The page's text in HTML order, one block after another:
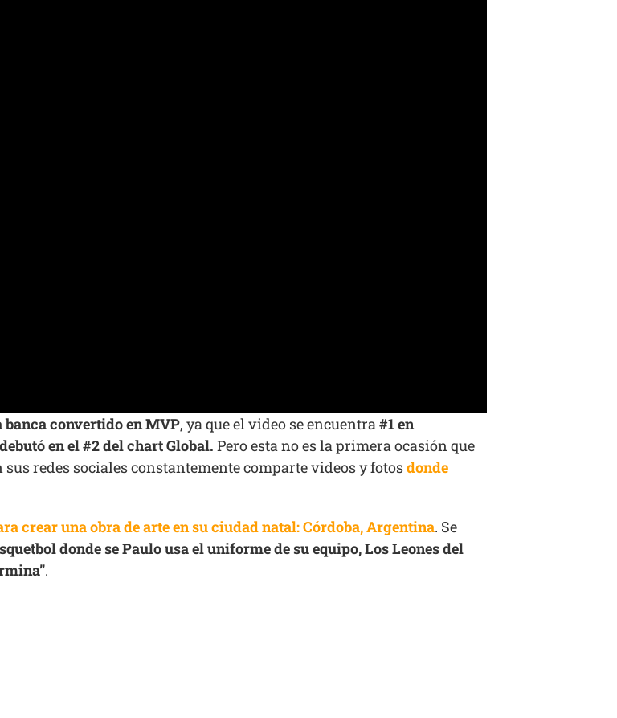
banca convertido en MVP, ya que el video se encuentra#1 en
en el #2 del chart Global. Pero esta no es la primera ocasión que
redes sociales constantemente comparte videos y fotosdonde
crear una obra de arte en su ciudad natal: Córdoba, Argentina. Se
donde se Paulo usa el uniforme de su equipo, Los Leones del
.